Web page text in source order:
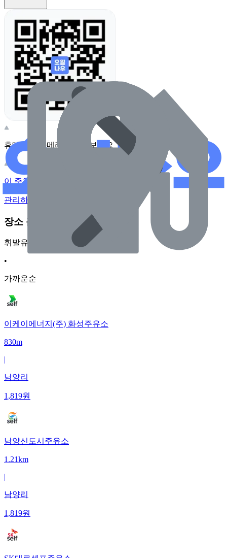
휴대전화 카메라로 찍어보세요
이 주유소의 사장님이신가요?
관리하기
장소 근처 주유소
휘발유
•
가까운순
이케이에너지(주) 화성주유소
830m
|
남양리
1,819원
남양신도시주유소
1.21km
|
남양리
1,819원